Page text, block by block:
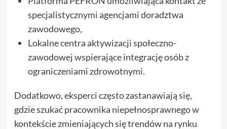
specjalistycznymi agencjami doradztwa
zawodowego,
Lokalne centra aktywizacji społeczno-
zawodowej wspierające integrację osób z
ograniczeniami zdrowotnymi.
Dodatkowo, eksperci często zastanawiają się,
gdzie szukać pracownika niepełnosprawnego w
kontekście zmieniających się trendów na rynku